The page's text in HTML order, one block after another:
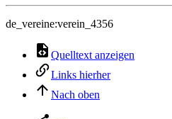
de_vereine:verein_4356
Quelltext anzeigen
Links hierher
Nach oben